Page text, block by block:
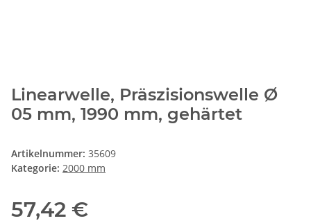
Linearwelle, Präszisionswelle Ø
05 mm, 1990 mm, gehärtet
Artikelnummer: 35609
Kategorie: 2000 mm
57,42 €